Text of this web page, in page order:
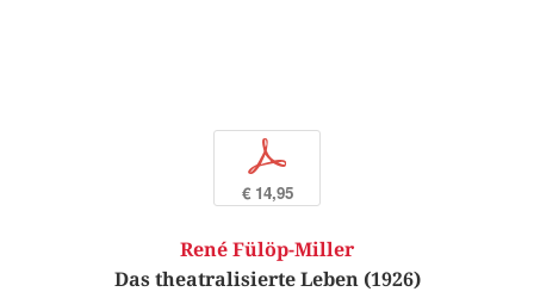
p
€ 14,95
René Fülöp-Miller
Das theatralisierte Leben (1926)